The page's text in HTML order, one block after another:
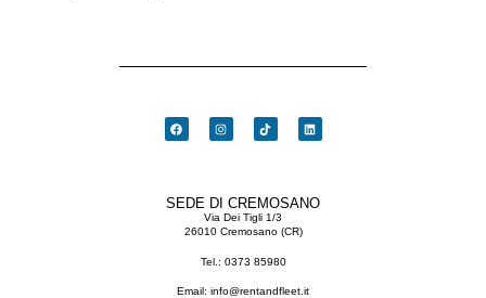
SEDE DI CREMOSANO
Via Dei Tigli 1/3
26010 Cremosano (CR)
Tel.: 0373 85980
Email: info@rentandfleet.it